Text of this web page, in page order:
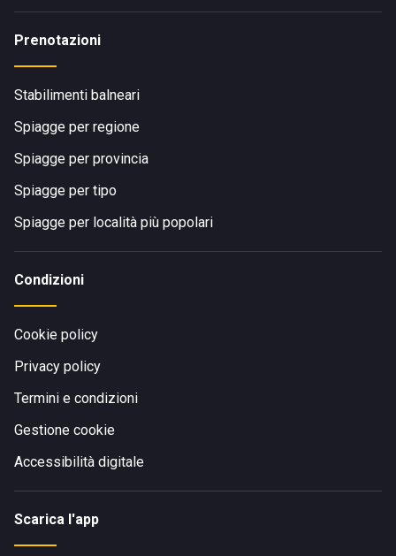
Prenotazioni
Stabilimenti balneari
Spiagge per regione
Spiagge per provincia
Spiagge per tipo
Spiagge per località più popolari
Condizioni
Cookie policy
Privacy policy
Termini e condizioni
Gestione cookie
Accessibilità digitale
Scarica l'app